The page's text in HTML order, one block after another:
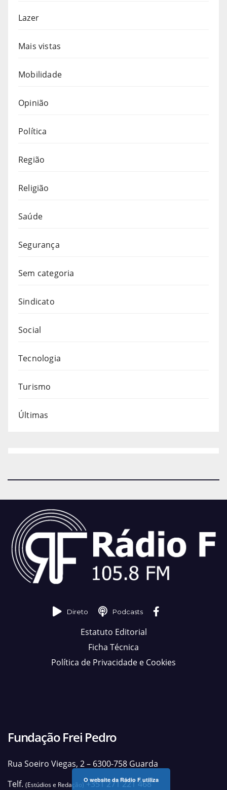
Lazer
Mais vistas
Mobilidade
Opinião
Política
Região
Religião
Saúde
Segurança
Sem categoria
Sindicato
Social
Tecnologia
Turismo
Últimas
Direto Podcasts
Estatuto Editorial
Ficha Técnica
Política de Privacidade e Cookies
Fundação Frei Pedro
Rua Soeiro Viegas, 2 – 6300-758 Guarda
Telf. (Estúdios e Redação)+351 271 221 468
O website da Rádio F utiliza